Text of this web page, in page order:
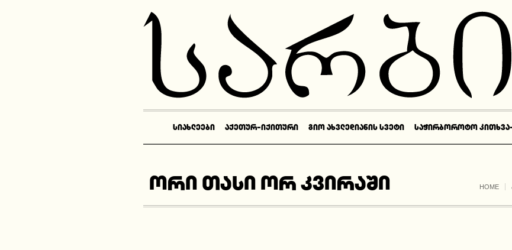
ᲡᲘᲐᲮᲚᲔᲔᲑᲘ ᲐᲥᲔᲗᲣᲠ-ᲘᲥᲘᲗᲣᲠᲘ ᲒᲘᲝ ᲐᲮᲕᲚᲔᲓᲘᲐᲜᲘᲡ ᲡᲕᲔᲢᲘ ᲡᲐᲭᲘᲠᲑᲝᲠᲝᲢᲝ ᲙᲘᲗᲮᲕᲐ-
ორი თასი ორ კვირაში HOME